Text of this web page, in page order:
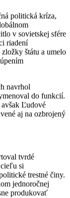
politická kríza,
v sovietskej sfére
riadení
štátu a umelo
navrhol
do funkcií.
Ľudové
aj na ozbrojený
tvrdé
si
trestné činy.
jednoročnej
produkovať